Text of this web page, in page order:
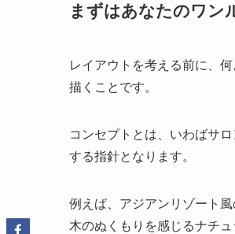
まずはあなたのワン
レイアウトを考える前に、
描くことです。
コンセプトとは、いわばサ
する指針となります。
例えば、アジアンリゾート
木のぬくもりを感じるナチュ